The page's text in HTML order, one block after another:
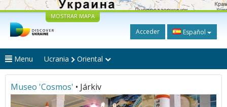
MOSTRAR MAPA
Acceder Español
Menu Ucrania Oriental
Museo 'Cosmos' • Járkiv